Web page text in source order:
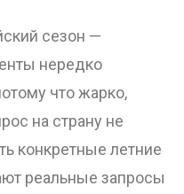
сезон —
нередко
что жарко,
на страну не
конкретные летние
реальные запросы